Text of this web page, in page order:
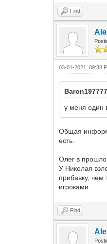
Find
03-01-2021, 09:38
у меня один
Общая
есть.
Олег в
У Николая
прибавку,
игроками.
Find